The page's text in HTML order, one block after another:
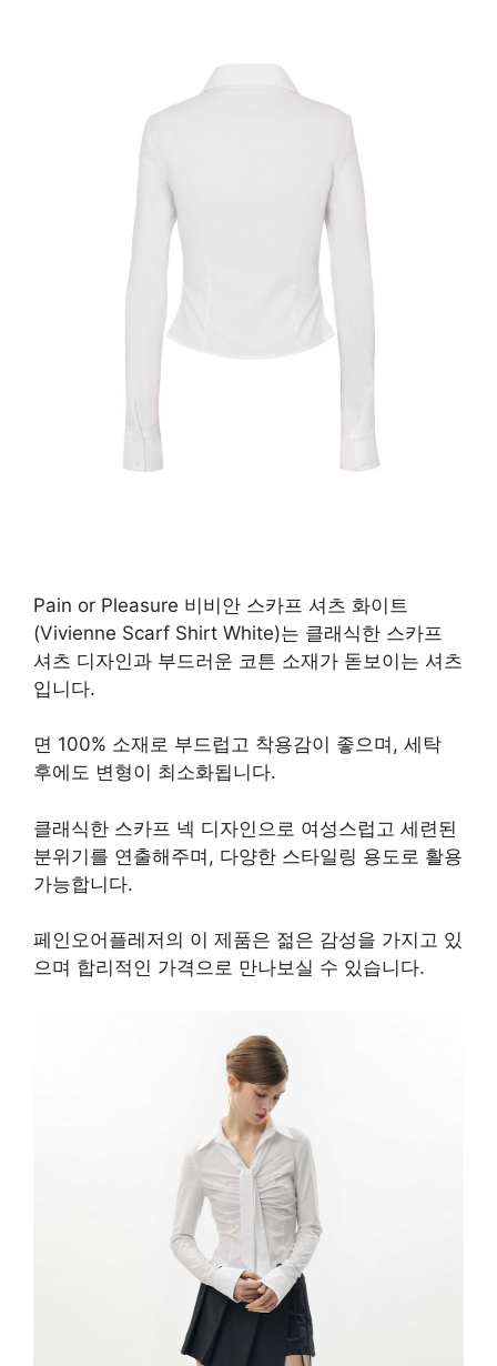
Pain or Pleasure 비비안 스카프 셔츠 화이트
(Vivienne Scarf Shirt White)는 클래식한 스카프
셔츠 디자인과 부드러운 코튼 소재가 돋보이는 셔츠
입니다.
면 100% 소재로 부드럽고 착용감이 좋으며, 세탁
후에도 변형이 최소화됩니다.
클래식한 스카프 넥 디자인으로 여성스럽고 세련된
분위기를 연출해주며, 다양한 스타일링 용도로 활용
가능합니다.
페인오어플레저의 이 제품은 젊은 감성을 가지고 있
으며 합리적인 가격으로 만나보실 수 있습니다.